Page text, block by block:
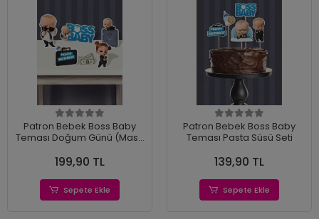
Patron Bebek Boss Baby
Teması Doğum Günü (Masa
199,90 TL
Sepete Ekle
Patron Bebek Boss Baby
Teması Pasta Süsü Seti
139,90 TL
Sepete Ekle